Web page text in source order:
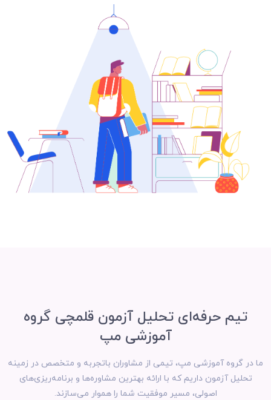
تیم حرفه‌ای تحلیل آزمون قلمچی گروه
آموزشی مپ
ما در گروه آموزشی مپ، تیمی از مشاوران باتجربه و متخصص در زمینه
تحلیل آزمون داریم که با ارائه بهترین مشاوره‌ها و برنامه‌ریزی‌های
اصولی، مسیر موفقیت شما را هموار می‌سازند.